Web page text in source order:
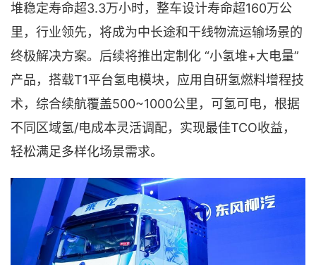
堆稳定寿命超3.3万小时，整车设计寿命超160万公
里，行业领先，将成为中长途和干线物流运输场景的
终极解决方案。后续将推出定制化 “小氢堆+大电量”
产品，搭载T1平台氢电模块，应用自研氢燃料增程技
术，综合续航覆盖500~1000公里，可氢可电，根据
不同区域氢/电成本灵活调配，实现最佳TCO收益，
轻松满足多样化场景需求。